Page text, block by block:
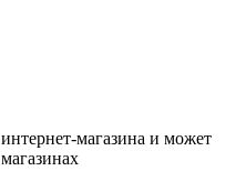
магазина и может